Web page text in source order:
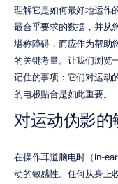
理解它是如何最好地运作
最合乎要求的数据，并从
堪称障碍，而应作为帮助
的关键考量。让我们浏览
记住的事项：它们对运动
的电极贴合是如此重要。
对运动伪影的
在操作耳道脑电时（in-
动的敏感性。任何从身上